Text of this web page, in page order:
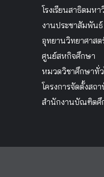
โรงเรียนสาธิตมห
งานประชาสัมพันธ์
อุทยานวิทยาศาสต
ศูนย์สหกิจศึกษา
หมวดวิชาศึกษาทั่ว
โครงการจัดตั้งสถ
สำนักงานบัณฑิตศึ